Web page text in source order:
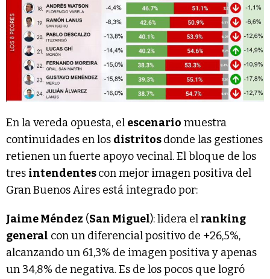
En la vereda opuesta, el escenario muestra
continuidades en los distritosdonde las gestiones
retienen un fuerte apoyo vecinal. El bloque de los
tres intendentescon mejor imagen positiva del
Gran Buenos Aires está integrado por:
Jaime Méndez (San Miguel): lidera el ranking
general con un diferencial positivo de +26,5%,
alcanzando un 61,3% de imagen positiva y apenas
un 34,8% de negativa. Es de los pocos que logró